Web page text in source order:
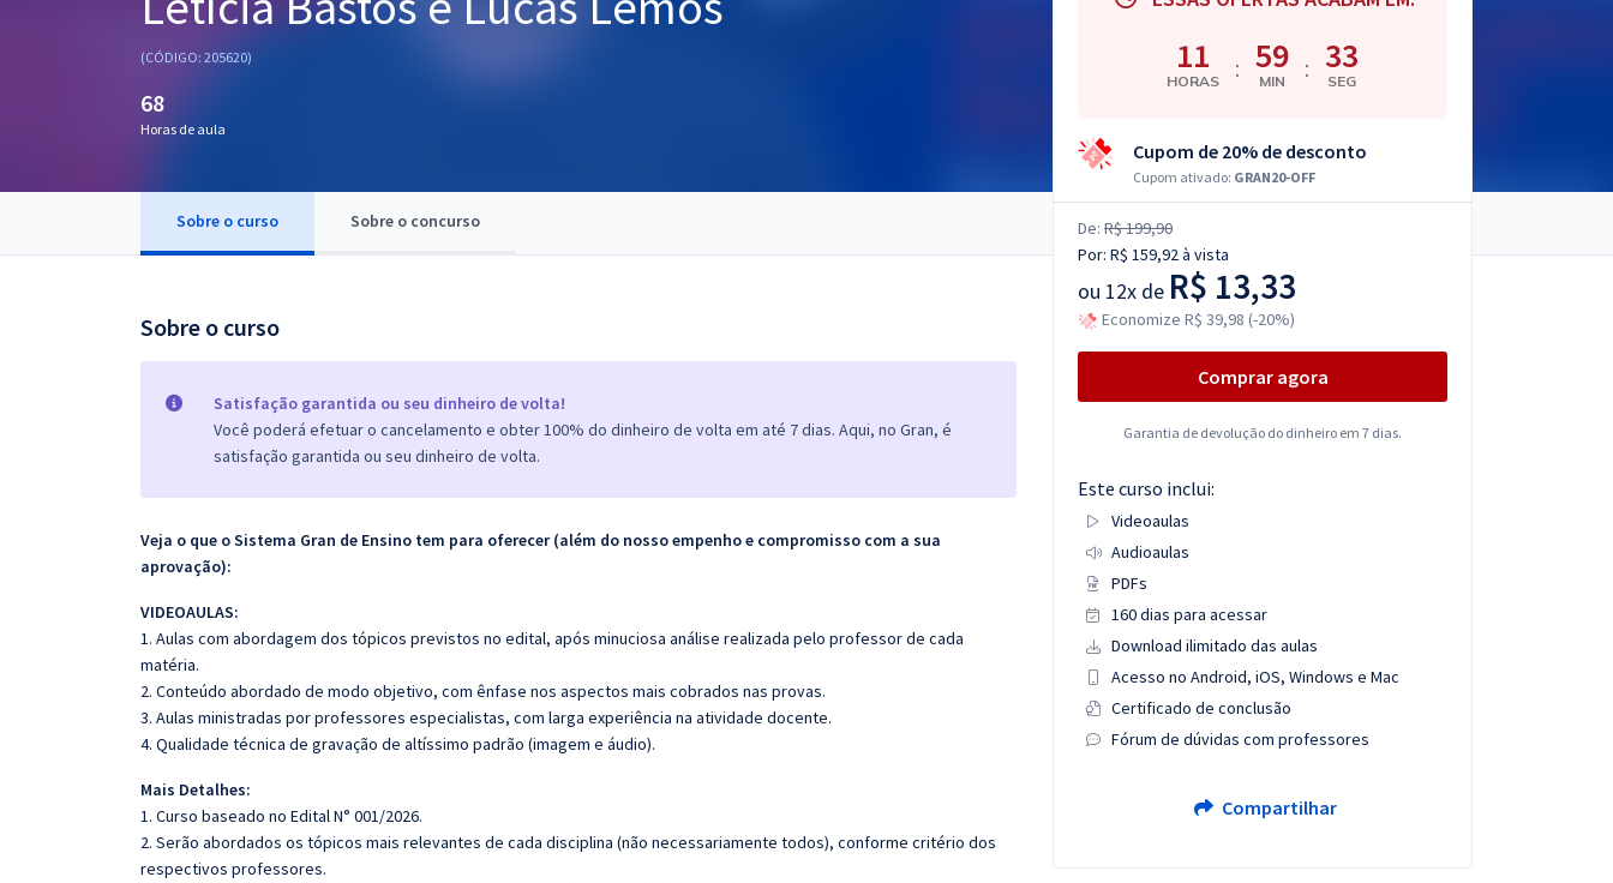
Questões grátis
(CÓDIGO: 205620)
68
Horas de aula
Sobre o curso Sobre o concurso
Sobre o curso
Satisfação garantida ou seu dinheiro de volta!
Você poderá efetuar o cancelamento e obter 100% do dinheiro de volta em até 7 dias. Aqui, no Gran, é
satisfação garantida ou seu dinheiro de volta.
Veja o que o Sistema Gran de Ensino tem para oferecer (além do nosso empenho e compromisso com a sua
aprovação):
VIDEOAULAS:
1. Aulas com abordagem dos tópicos previstos no edital, após minuciosa análise realizada pelo professor de cada
matéria.
2. Conteúdo abordado de modo objetivo, com ênfase nos aspectos mais cobrados nas provas.
3. Aulas ministradas por professores especialistas, com larga experiência na atividade docente.
4. Qualidade técnica de gravação de altíssimo padrão (imagem e áudio).
Mais Detalhes:
1. Curso baseado no Edital N° 001/2026.
2. Serão abordados os tópicos mais relevantes de cada disciplina (não necessariamente todos), conforme critério dos
respectivos professores.
11
HORAS : 59
MIN : 32
SEG
Cupom de 20% de desconto
Cupom ativado: GRAN20-OFF
De: R$ 199,90
Por: R$ 159,92à vista
ou 12x de R$ 13,33
Economize R$ 39,98 (-20%)
Comprar agora
Garantia de devolução do dinheiro em 7 dias.
Este curso inclui:
Videoaulas
Audioaulas
PDFs
160 dias para acessar
Download ilimitado das aulas
Acesso no Android, iOS, Windows e Mac
Certificado de conclusão
Fórum de dúvidas com professores
Compartilhar